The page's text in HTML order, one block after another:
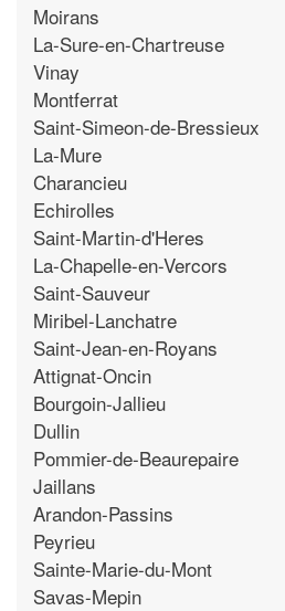
Moirans
La-Sure-en-Chartreuse
Vinay
Montferrat
Saint-Simeon-de-Bressieux
La-Mure
Charancieu
Echirolles
Saint-Martin-d'Heres
La-Chapelle-en-Vercors
Saint-Sauveur
Miribel-Lanchatre
Saint-Jean-en-Royans
Attignat-Oncin
Bourgoin-Jallieu
Dullin
Pommier-de-Beaurepaire
Jaillans
Arandon-Passins
Peyrieu
Sainte-Marie-du-Mont
Savas-Mepin